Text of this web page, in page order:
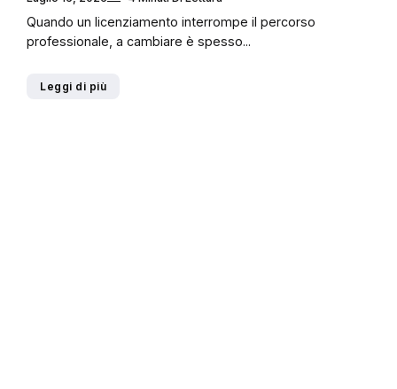
Quando un licenziamento interrompe il percorso
professionale, a cambiare è spesso...
Leggi di più